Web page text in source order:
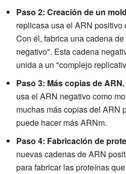
Paso 2: Creación de un
replicasa usa el ARN positivo
Con él, fabrica una cadena
negativo". Esta cadena
unida a un "complejo
Paso 3: Más copias de ARN.
usa el ARN negativo como
muchas más copias del ARN
puede hacer más ARNm.
Paso 4: Fabricación de
nuevas cadenas de ARN
para fabricar las proteínas